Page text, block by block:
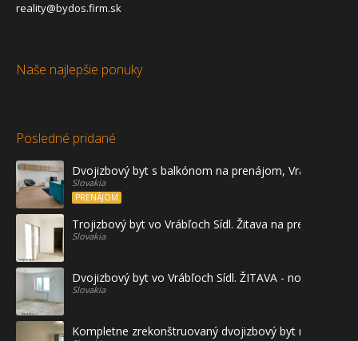
reality@bydos.firm.sk
Naše najlepšie ponuky
Posledné pridané
Dvojizbový byt s balkónom na prenájom, Vráble
Slovakia
PRENÁJOM
Trojizbový byt vo Vrábľoch Sídl. Žitava na predaj - prvé
Slovakia
Dvojizbový byt vo Vrábľoch Sídl. ŽITAVA - novostavba
Slovakia
Kompletne zrekonštruovaný dvojizbový byt na